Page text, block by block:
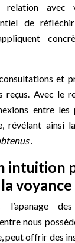
avec
de
et
reçus. Avec le
entre les
révélant ainsi la
.
intuition
voyance
nous
peut offrir des